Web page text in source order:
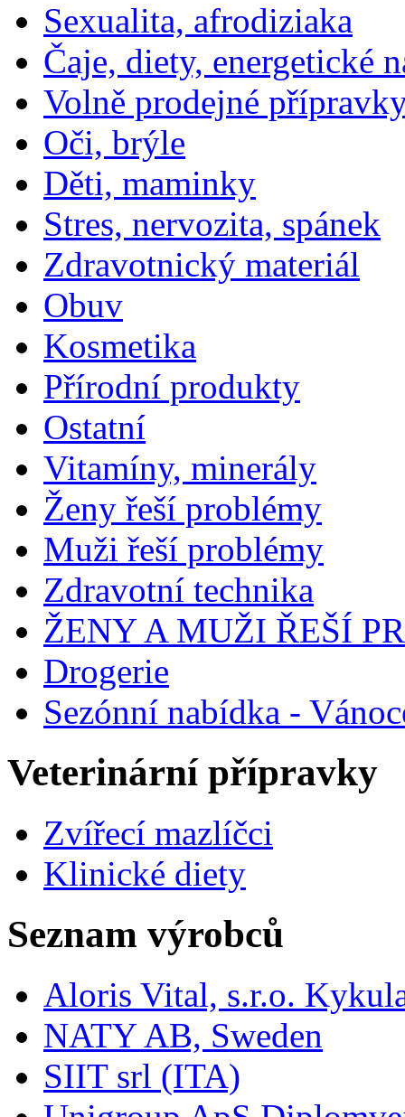
Sexualita, afrodiziaka
Čaje, diety, energetické
Volně prodejné
Oči, brýle
Děti, maminky
Stres, nervozita, spánek
Zdravotnický materiál
Obuv
Kosmetika
Přírodní produkty
Ostatní
Vitamíny, minerály
Ženy řeší problémy
Muži řeší problémy
Zdravotní technika
ŽENY A MUŽI ŘEŠÍ
Drogerie
Sezónní nabídka -
Veterinární přípravky
Zvířecí mazlíčci
Klinické diety
Seznam výrobců
Aloris Vital, s.r.o.
NATY AB, Sweden
SIIT srl (ITA)